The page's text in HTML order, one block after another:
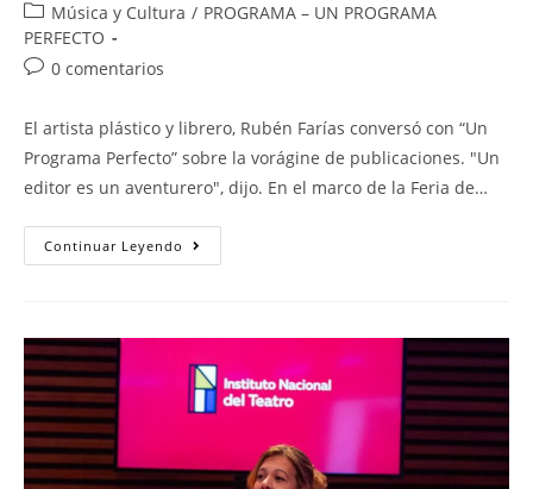
Música y Cultura / PROGRAMA – UN PROGRAMA
PERFECTO
0 comentarios
El artista plástico y librero, Rubén Farías conversó con “Un
Programa Perfecto” sobre la vorágine de publicaciones. "Un
editor es un aventurero", dijo. En el marco de la Feria de…
Continuar Leyendo